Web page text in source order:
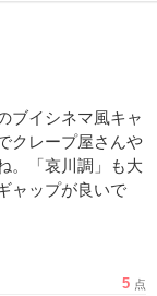
ブイシネマ風キャ
クレープ屋さんや
。「哀川調」も大
ャップが良いで
5 点